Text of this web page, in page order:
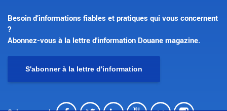
Besoin d’informations fiables et pratiques qui vous concernent
?
Abonnez-vous à la lettre d'information Douane magazine.
S'abonner à la lettre d'information